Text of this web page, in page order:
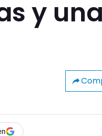
y una